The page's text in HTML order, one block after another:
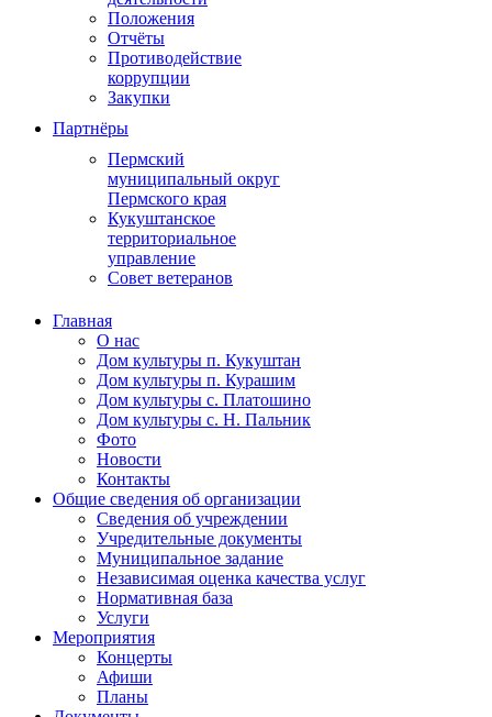
Положения
Отчёты
Противодействие
коррупции
Закупки
Партнёры
Пермский
муниципальный округ
Пермского края
Кукуштанское
территориальное
управление
Совет ветеранов
Главная
О нас
Дом культуры п. Кукуштан
Дом культуры п. Курашим
Дом культуры с. Платошино
Дом культуры с. Н. Пальник
Фото
Новости
Контакты
Общие сведения об организации
Сведения об учреждении
Учредительные документы
Муниципальное задание
Независимая оценка качества услуг
Нормативная база
Услуги
Мероприятия
Концерты
Афиши
Планы